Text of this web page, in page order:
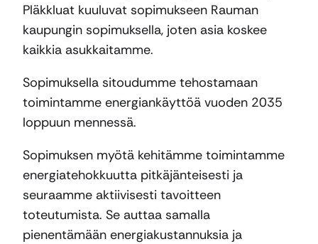
Pläkkluat kuuluvat sopimukseen Rauman
kaupungin sopimuksella, joten asia koskee
kaikkia asukkaitamme.
Sopimuksella sitoudumme tehostamaan
toimintamme energiankäyttöä vuoden 2035
loppuun mennessä.
Sopimuksen myötä kehitämme toimintamme
energiatehokkuutta pitkäjänteisesti ja
seuraamme aktiivisesti tavoitteen
toteutumista. Se auttaa samalla
pienentämään energiakustannuksia ja